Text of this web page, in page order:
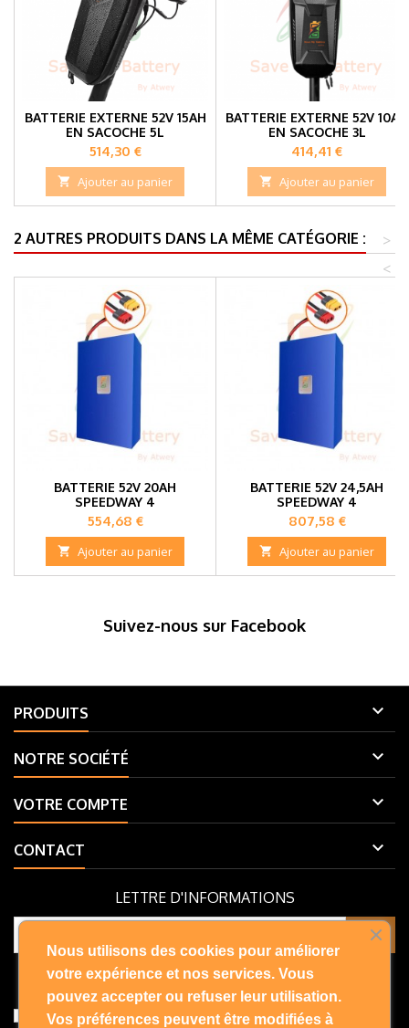
BATTERIE EXTERNE 52V 15AH
EN SACOCHE 5L
Prix
514,30 €
 Ajouter au panier
BATTERIE EXTERNE 52V 10AH
EN SACOCHE 3L
Prix
414,41 €
 Ajouter au panier
2 AUTRES PRODUITS DANS LA MÊME CATÉGORIE :
>
<
BATTERIE 52V 20AH
SPEEDWAY 4
Prix
554,68 €
 Ajouter au panier
BATTERIE 52V 24,5AH
SPEEDWAY 4
Prix
807,58 €
 Ajouter au panier
Suivez-nous sur Facebook
PRODUITS 
NOTRE SOCIÉTÉ 
VOTRE COMPTE 
CONTACT 
LETTRE D'INFORMATIONS
Vous pouvez vous désinscrire à tout moment. Vous trouverez pour
cela nos informations de contact dans les conditions d'utilisation du
site.
J'accepte les conditions générales et la politique de
Nous utilisons des cookies pour améliorer
votre expérience et nos services. Vous
pouvez accepter ou refuser leur utilisation.
Vos préférences peuvent être modifiées à